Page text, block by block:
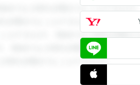
登録すると回答を閲覧することができま
答を閲覧することができます。登録する
ことができます。登録すると回答を閲覧
す。登録すると回答を閲覧することがで
と回答を閲覧することができます。